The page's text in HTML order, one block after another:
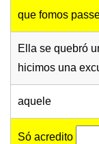
que fomos
Ella se quebró
hicimos una
aquele
Só acredito